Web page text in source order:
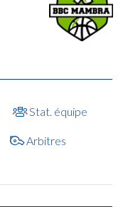
Stat. équipe
Arbitres